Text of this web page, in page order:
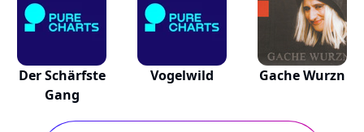
Der Schärfste
Gang
Vogelwild Gache Wurzn